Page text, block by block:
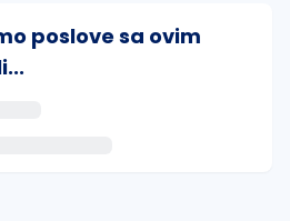
poslove sa ovim